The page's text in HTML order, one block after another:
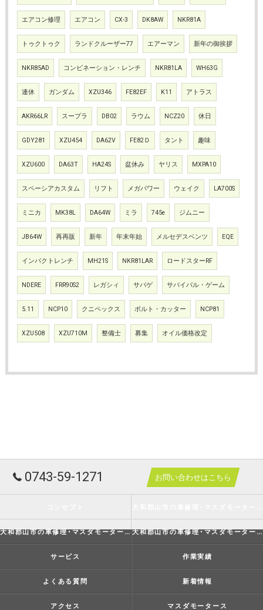
エアコン修理 エアコン CX-3 DK8AW NKR81A
トゥクトゥク ランドクルーザー77 エアーマン 新年の御挨拶
NKR85AD コンビネーション・レンチ NKR81LA WH63G
連休 ガンダム XZU346 FE82EF K11 アトラス
AKR66LR スープラ DB02 ラウム NCZ20 休日
GDY281 XZU454 DA62V FE82Ｄ タント 趣味
XZU600 DA63T HA24S 盆休み ヤリス MXPA10
スペーシアカスタム リフト メガパワー ウェイク LA700S
ミニカ MK38L DA64W ミラ 745e ジムニー
JB64W 再再販 新年 年末年始 メルセデスベンツ EQE
インパクトレンチ MH21S NKR81LAR ロードスターRF
NDERE FRR90S2 レガシィ サバゲ サバイバル・ゲーム
5.11 NCP10 クニペックス ボルト・カッター NCP81
XZU508 XZU710M 整備士 募集 オイル価格改定
0743-59-1271 お問い合わせはこちら
大和郡山市の車修理･マスダモータースの評判 大和郡山市の車修理･マスダモータースのお客様の声
サービス 作業実績
よくある質問 新着情報
アクセス マスダモータース